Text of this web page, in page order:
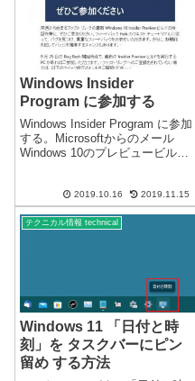
Windows Insider
Program に参加する
Windows Insider Program に参加
する。Microsoftからのメール
Windows 10のプレビュービルド
る。 あまり使用していないパソ
コンがあったので設定...
2019.10.16 2019.11.15
テクニカル情報 technical
Windows 11 「日付と時
刻」を タスクバーにピン
留め する方法